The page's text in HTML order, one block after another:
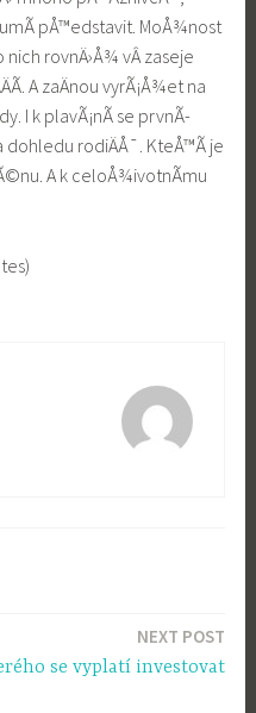
pÅ™edstavit. MoÅ¾nost
nich rovnÄ›Å¾ vÂ zaseje
A zaÄnou vyrÃ¡Å¾et na
I k plavÃ¡nÃ­ se prvnÃ­
dohledu rodiÄÅ¯. KteÅ™Ã­ je
A k celoÅ¾ivotnÃ­mu
NEXT POST
se vyplatí investovat